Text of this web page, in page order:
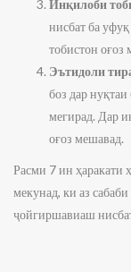
Инқилоби
нисбат ба
тобистон оғоз
Эътидоли
боз дар
мегирад. Дар
оғоз мешавад.
Расми 7 ин ҳаракати
мекунад, ки аз
ҷойгиршавиаш